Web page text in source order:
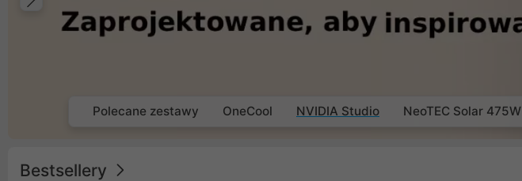
Poprzedni
Polecane zestawy OneCool NVIDIA Studio NeoTEC Solar 475W
Bestsellery